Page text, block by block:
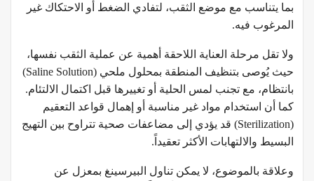
بما يتناسب مع موضع الثقب، لتفادي الضغط أو الاحتكاك غير
المرغوب فيه.
ولا تقل مرحلة العناية اللاحقة أهمية عن عملية الثقب نفسها،
حيث يُوصى بتنظيف المنطقة بمحلول ملحي (Saline Solution)
بانتظام، مع تجنب لمس الحلية أو تغييرها قبل اكتمال الالتئام.
كما أن استخدام مواد غير مناسبة أو إهمال قواعد التعقيم
(Sterilization) قد يؤدي إلى مضاعفات صحية تتراوح بين التهيج
البسيط والالتهابات الأكثر تعقيداً.
وعلاقة بالموضوع، لا يمكن تناول البيرسينغ بمعزل عن